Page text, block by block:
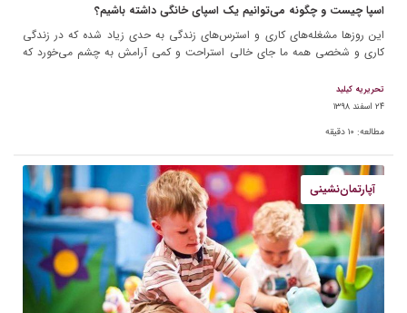
اسپا چیست و چگونه می‌توانیم یک اسپای خانگی داشته باشیم؟
این روزها مشغله‌های کاری و استرس‌های زندگی به حدی زیاد شده که در زندگی
کاری و شخصی همه ما جای خالی استراحت و کمی آرامش به چشم می‌خورد که
تحریریه کیلید
۲۴ اسفند ۱۳۹۸
مطالعه: ۱۰ دقیقه
آپارتمان‌نشینی